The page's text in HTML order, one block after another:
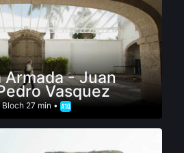
Armada - Juan
Vasquez
Bloch 27 min •